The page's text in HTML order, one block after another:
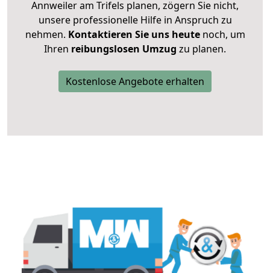
Annweiler am Trifels planen, zögern Sie nicht,
unsere professionelle Hilfe in Anspruch zu
nehmen. Kontaktieren Sie uns heutenoch, um
Ihren reibungslosen Umzug zu planen.
Kostenlose Angebote erhalten